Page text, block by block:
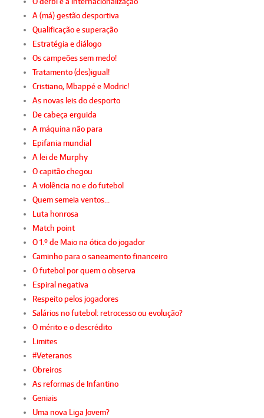
A (má) gestão desportiva
Qualificação e superação
Estratégia e diálogo
Os campeões sem medo!
Tratamento (des)igual!
Cristiano, Mbappé e Modric!
As novas leis do desporto
De cabeça erguida
A máquina não para
Epifania mundial
A lei de Murphy
O capitão chegou
A violência no e do futebol
Quem semeia ventos…
Luta honrosa
Match point
O 1.º de Maio na ótica do jogador
Caminho para o saneamento financeiro
O futebol por quem o observa
Espiral negativa
Respeito pelos jogadores
Salários no futebol: retrocesso ou evolução?
O mérito e o descrédito
Limites
#Veteranos
Obreiros
As reformas de Infantino
Geniais
Uma nova Liga Jovem?